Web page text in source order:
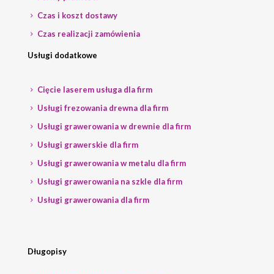
Czas i koszt dostawy
Czas realizacji zamówienia
Usługi dodatkowe
Cięcie laserem usługa dla firm
Usługi frezowania drewna dla firm
Usługi grawerowania w drewnie dla firm
Usługi grawerskie dla firm
Usługi grawerowania w metalu dla firm
Usługi grawerowania na szkle dla firm
Usługi grawerowania dla firm
Długopisy